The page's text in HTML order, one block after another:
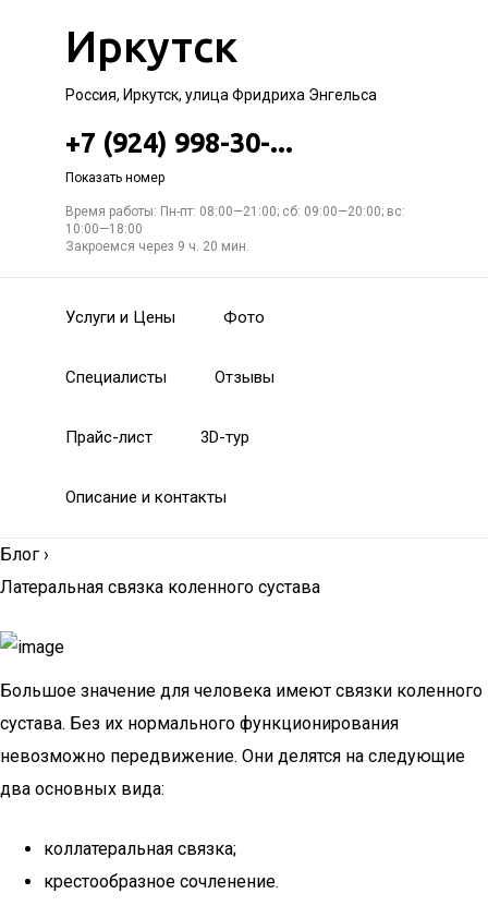
Иркутск
Россия, Иркутск, улица Фридриха Энгельса
+7 (924) 998-30-...
Показать номер
Время работы: Пн-пт: 08:00—21:00; сб: 09:00—20:00; вс:
10:00—18:00
Закроемся через 9 ч. 20 мин.
Услуги и Цены Фото
Специалисты Отзывы
Прайс-лист 3D-тур
Описание и контакты
Блог ›
Латеральная связка коленного сустава
Большое значение для человека имеют связки коленного
сустава. Без их нормального функционирования
невозможно передвижение. Они делятся на следующие
два основных вида:
коллатеральная связка;
крестообразное сочленение.